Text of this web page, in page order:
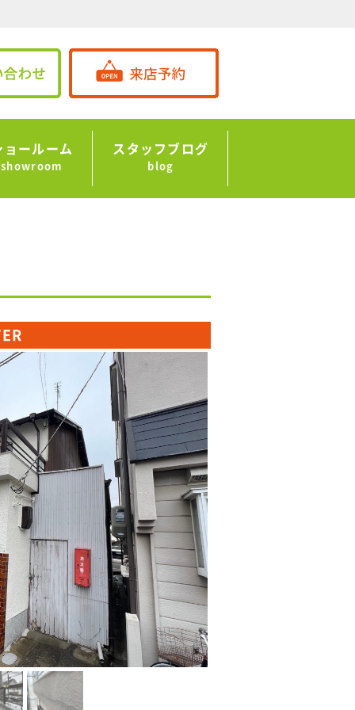
ョールーム
showroom
スタッフブログ
blog